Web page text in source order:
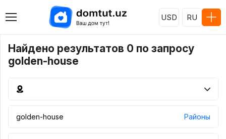
USD RU
Найдено результатов 0 по запросу
golden-house
Районы